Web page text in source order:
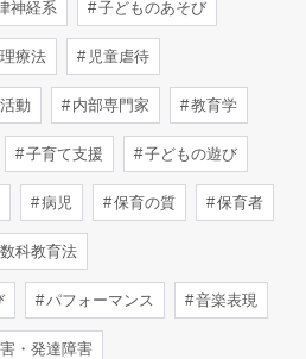
神経系 子どものあそび
療法 児童虐待
動 内部専門家 教育学
子育て支援 子どもの遊び
病児 保育の質 保育者
科教育法
パフォーマンス 音楽表現
・発達障害